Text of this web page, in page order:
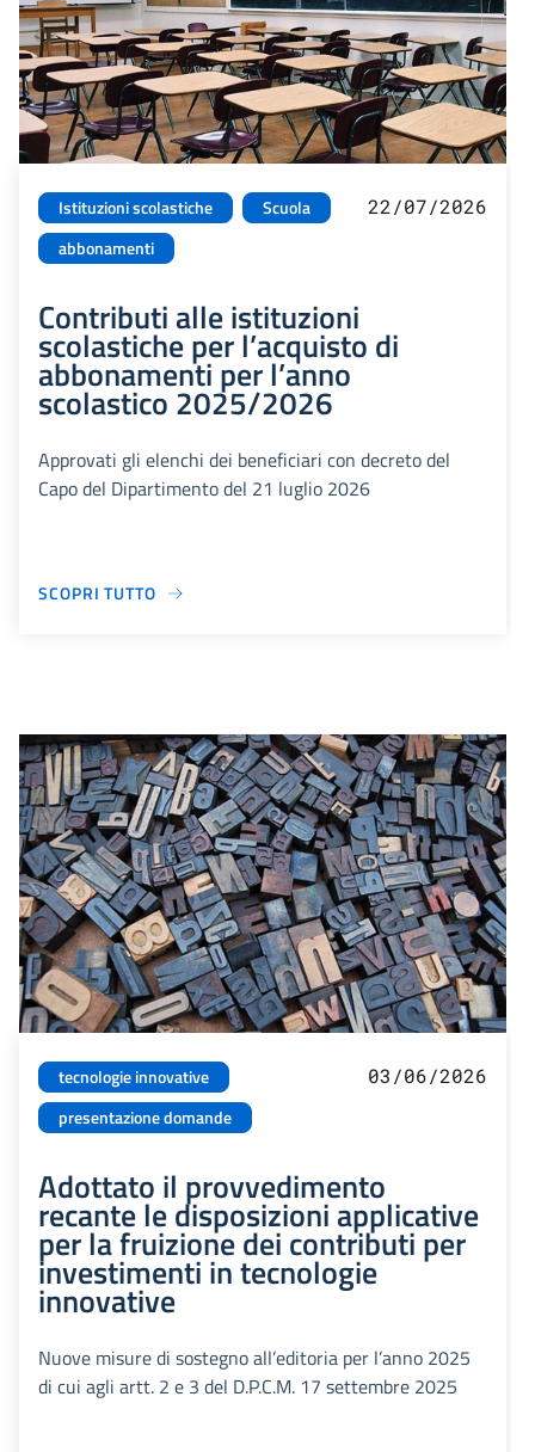
Istituzioni scolastiche
Scuola
abbonamenti
22/07/2026
Contributi alle istituzioni
scolastiche per l’acquisto di
abbonamenti per l’anno
scolastico 2025/2026
Approvati gli elenchi dei beneficiari con decreto del
Capo del Dipartimento del 21 luglio 2026
SCOPRI TUTTO
tecnologie innovative
presentazione domande
03/06/2026
Adottato il provvedimento
recante le disposizioni applicative
per la fruizione dei contributi per
investimenti in tecnologie
innovative
Nuove misure di sostegno all’editoria per l’anno 2025
di cui agli artt. 2 e 3 del D.P.C.M. 17 settembre 2025